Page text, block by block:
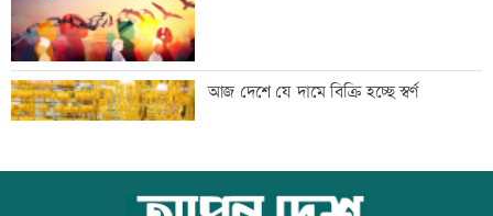
বাংলাদেশি পাঁচ হাজার কৃষি শ্রমিক নেবে
ওমান
স্বর্ণ খাতকে আনুষ্ঠানিক কাঠামোয় আনছে
আজ দেশে যে দামে বিক্রি হচ্ছে স্বর্ণ